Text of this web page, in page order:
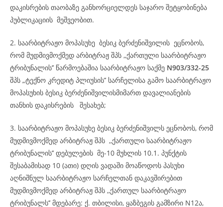
დაკისრების თაობაზე განხორციელდეს საჯარო შეტყობინება
პუბლიკაციის მეშვეობით.
2. საარბიტრაჟო მოპასუხე ბესიკ ბერძენიშვილის ეცნობოს,
რომ მუდმივმოქმედ არბიტრაჟ შპს ,,ქართული საარბიტრაჟო
ტრიბუნალის’’ წარმოებაშია საარბიტრაჟო საქმე N903/332-25
შპს „ტექნო კრედიტ პლიუსის’’ სარჩელისა გამო საარბიტრაჟო
მოპასუხის ბესიკ ბერძენიშვილისმიმართ დავალიანების
თანხის დაკისრების შესახებ;
3. საარბიტრაჟო მოპასუხე ბესიკ ბერძენიშვილს ეცნობოს, რომ
მუდმივმოქმედ არბიტრაჟ შპს ,,ქართული საარბიტრაჟო
ტრიბუნალის’’ დებულების მე-10 მუხლის 10.1. პუნქტის
შესაბამისად 10 (ათი) დღის ვადაში მოაწოდოს პასუხი
აღნიშნულ საარბიტრაჟო სარჩელთან დაკავშირებით
მუდმივმოქმედ არბიტრაჟ შპს ,,ქართულ საარბიტრაჟო
ტრიბუნალს’’ მდებარე: ქ. თბილისი, ყაზბეგის გამზირი N12ა,